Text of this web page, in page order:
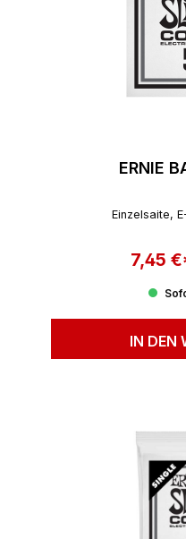
ERNIE
Einzelsaite,
7,45
IN DEN